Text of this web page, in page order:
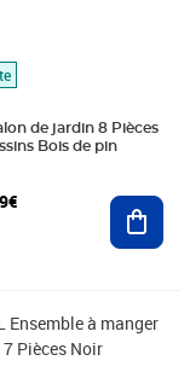
de jardin 8 Pièces
Bois de pin
927,99€